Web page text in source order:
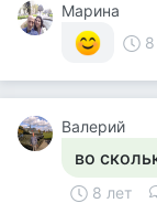
Марина
Валерий
во
8 лет